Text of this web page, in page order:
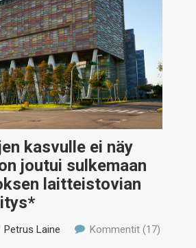
kasvulle ei näy
joutui sulkemaan
laitteistovian
Petrus Laine Kommentit (17)